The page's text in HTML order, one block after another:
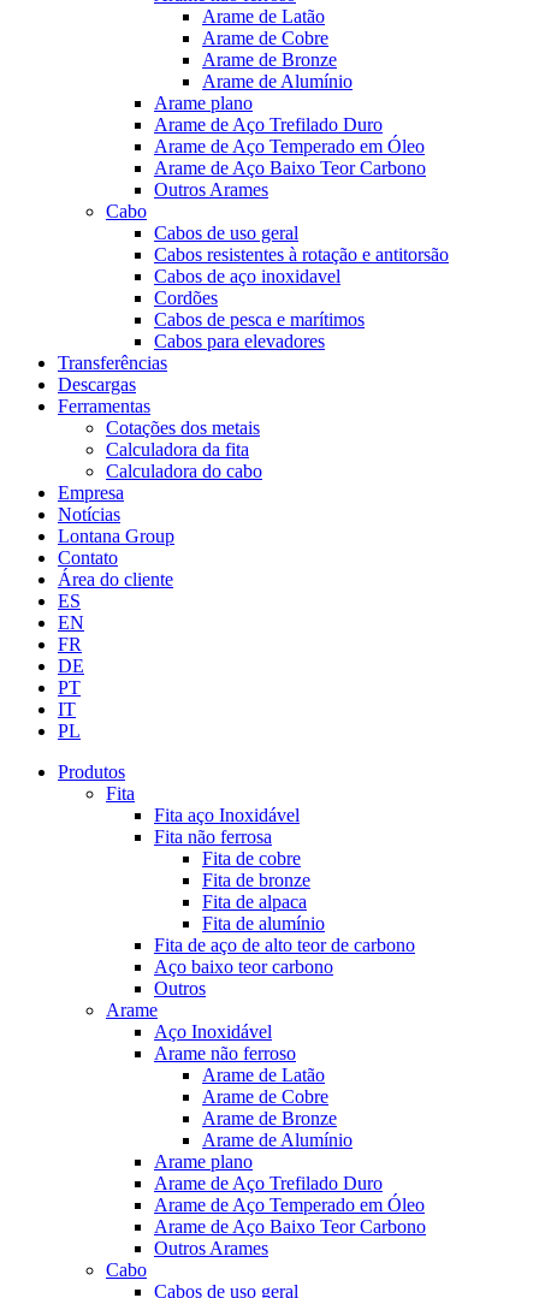
Arame de Latão
Arame de Cobre
Arame de Bronze
Arame de Alumínio
Arame plano
Arame de Aço Trefilado Duro
Arame de Aço Temperado em Óleo
Arame de Aço Baixo Teor Carbono
Outros Arames
Cabo
Cabos de uso geral
Cabos resistentes à rotação e antitorsão
Cabos de aço inoxidavel
Cordões
Cabos de pesca e marítimos
Cabos para elevadores
Transferências
Descargas
Ferramentas
Cotações dos metais
Calculadora da fita
Calculadora do cabo
Empresa
Notícias
Lontana Group
Contato
Área do cliente
ES
EN
FR
DE
PT
IT
PL
Produtos
Fita
Fita aço Inoxidável
Fita não ferrosa
Fita de cobre
Fita de bronze
Fita de alpaca
Fita de alumínio
Fita de aço de alto teor de carbono
Aço baixo teor carbono
Outros
Arame
Aço Inoxidável
Arame não ferroso
Arame de Latão
Arame de Cobre
Arame de Bronze
Arame de Alumínio
Arame plano
Arame de Aço Trefilado Duro
Arame de Aço Temperado em Óleo
Arame de Aço Baixo Teor Carbono
Outros Arames
Cabo
Cabos de uso geral